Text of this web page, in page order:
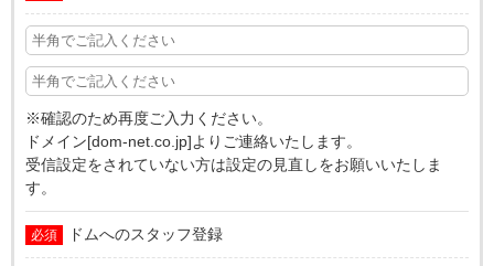
※確認のため再度ご入力ください。
ドメイン[dom-net.co.jp]よりご連絡いたします。
受信設定をされていない方は設定の見直しをお願いいたしま
す。
必須 ドムへのスタッフ登録